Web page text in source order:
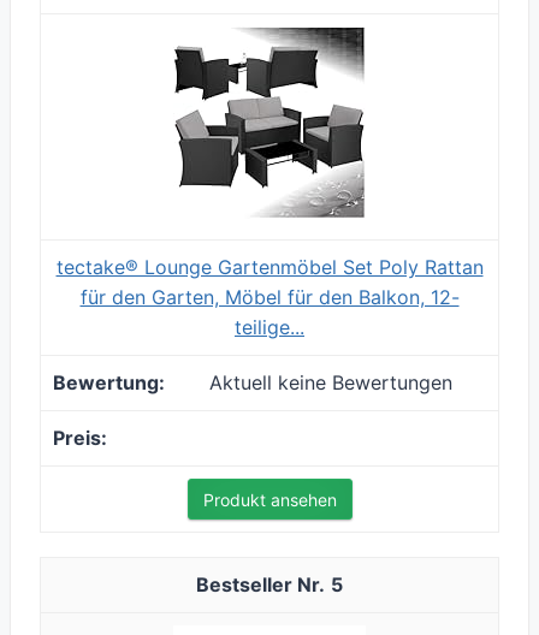
tectake® Lounge Gartenmöbel Set Poly Rattan
für den Garten, Möbel für den Balkon, 12-
teilige...
Aktuell keine Bewertungen
Produkt ansehen
5